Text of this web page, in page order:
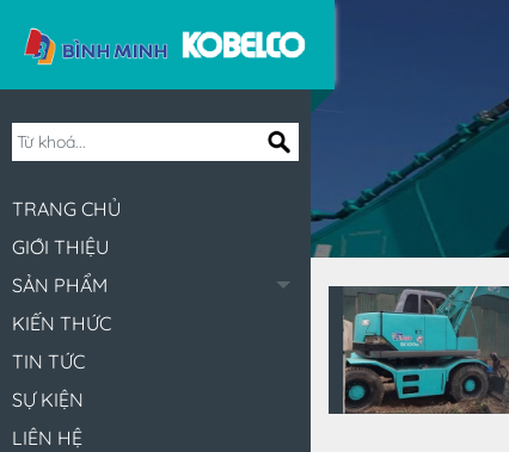
TRANG CHỦ
GIỚI THIỆU
SẢN PHẨM
KIẾN THỨC
TIN TỨC
SỰ KIỆN
LIÊN HỆ